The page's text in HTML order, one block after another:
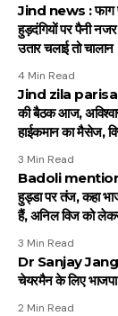
Jind news : फाग
हुड़दंगियों पर पैनी
उतार चलाई तो चालान
4 Min Read
Jind zila
की बैठक आज,
हाईकमान का मैसेज,
3 Min Read
Badoli mention
हुड्डा पर तंज, कहा
हैं, अनिल विज को लेकर
3 Min Read
Dr Sanjay
चेयरमैन के लिए
2 Min Read